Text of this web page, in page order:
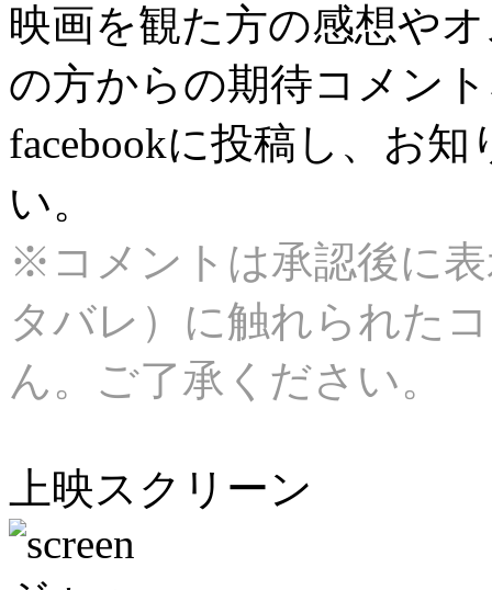
映画を観た方の感想や
の方からの期待コメン
facebookに投稿し、お
い。
※コメントは承認後に
タバレ）に触れられた
ん。ご了承ください。
上映スクリーン